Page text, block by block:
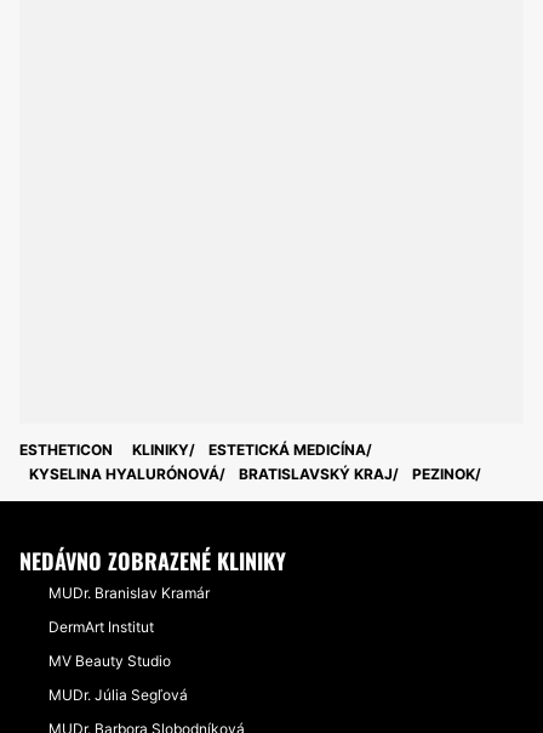
ESTHETICON KLINIKY
ESTETICKÁ MEDICÍNA
KYSELINA HYALURÓNOVÁ
BRATISLAVSKÝ KRAJ PEZINOK
NEDÁVNO ZOBRAZENÉ KLINIKY
MUDr. Branislav Kramár
DermArt Institut
MV Beauty Studio
MUDr. Júlia Segľová
MUDr. Barbora Slobodníková